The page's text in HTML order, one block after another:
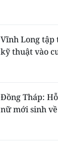
Vĩnh Long tập
kỹ thuật vào
Đồng Tháp:
nữ mới sinh